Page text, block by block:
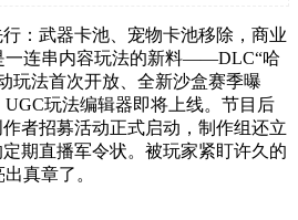
：武器卡池、宠物卡池移除，商业
一连串内容玩法的新料——DLC“哈
玩法首次开放、全新沙盒赛季曝
玩法编辑器即将上线。节目后
者招募活动正式启动，制作组还立
期直播军令状。被玩家紧盯许久的
真章了。